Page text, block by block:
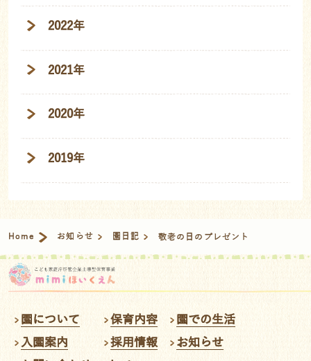
2022年
2021年
2020年
2019年
Home お知らせ 園日記 敬老の日のプレゼント
園について 保育内容
園での生活
入園案内
採用情報
お知らせ